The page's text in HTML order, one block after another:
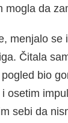
mogla da
menjalo se
Čitala
bio
osetim
sebi da